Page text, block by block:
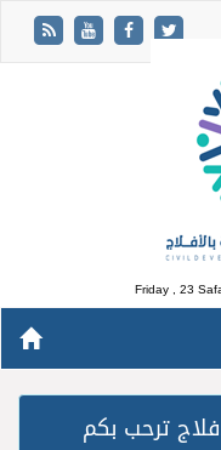
Friday , 23
ترحب بكم